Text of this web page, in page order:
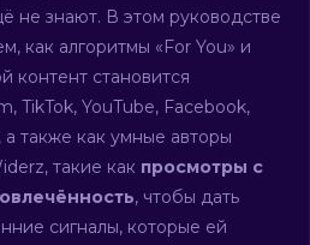
не знают. В этом руководстве
как алгоритмы «For You» и
контент становится
TikTok, YouTube, Facebook,
также как умные авторы
такие как просмотры с
, чтобы дать
сигналы, которые ей